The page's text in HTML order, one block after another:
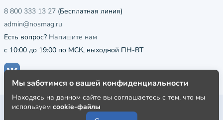
8 800 333 13 27 (Бесплатная линия)
admin@nosmag.ru
Есть вопрос? Напишите нам
с 10:00 до 19:00 по МСК, выходной ПН-ВТ
Публичная оферта
Мы заботимся о вашей конфиденциальности
Находясь на данном сайте вы соглашаетесь с тем, что мы
используем cookie-файлы